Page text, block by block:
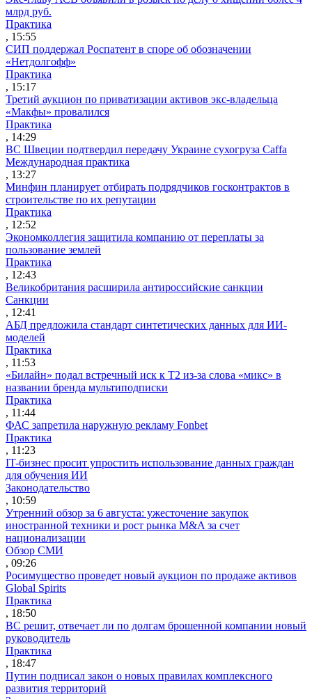
млрд руб.
Практика
, 15:55
СИП поддержал Роспатент в споре об обозначении
«Нетдолгофф»
Практика
, 15:17
Третий аукцион по приватизации активов экс-владельца
«Макфы» провалился
Практика
, 14:29
ВС Швеции подтвердил передачу Украине сухогруза Caffa
Международная практика
, 13:27
Минфин планирует отбирать подрядчиков госконтрактов в
строительстве по их репутации
Практика
, 12:52
Экономколлегия защитила компанию от переплаты за
пользование землей
Практика
, 12:43
Великобритания расширила антироссийские санкции
Санкции
, 12:41
АБД предложила стандарт синтетических данных для ИИ-
моделей
Практика
, 11:53
«Билайн» подал встречный иск к Т2 из-за слова «микс» в
названии бренда мультиподписки
Практика
, 11:44
ФАС запретила наружную рекламу Fonbet
Практика
, 11:23
IT-бизнес просит упростить использование данных граждан
для обучения ИИ
Законодательство
, 10:59
Утренний обзор за 6 августа: ужесточение закупок
иностранной техники и рост рынка M&A за счет
национализации
Обзор СМИ
, 09:26
Росимущество проведет новый аукцион по продаже активов
Global Spirits
Практика
, 18:50
ВС решит, отвечает ли по долгам брошенной компании новый
руководитель
Практика
, 18:47
Путин подписал закон о новых правилах комплексного
развития территорий